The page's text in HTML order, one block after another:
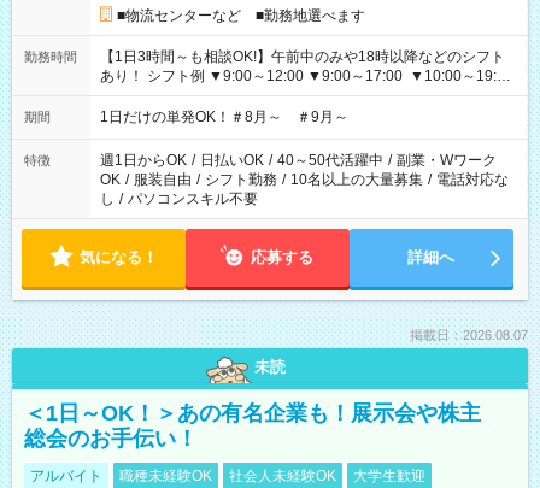
■物流センターなど ■勤務地選べます
勤務時間
【1日3時間～も相談OK!】午前中のみや18時以降などのシフト
あり！ シフト例 ▼9:00～12:00 ▼9:00～17:00 ▼10:00～19:00
▼18:00～21:00
期間 1日だけの単発OK！＃8月～ ＃9月～
特徴 週1日からOK / 日払いOK / 40～50代活躍中 / 副業・Wワーク
OK / 服装自由 / シフト勤務 / 10名以上の大量募集 / 電話対応な
し / パソコンスキル不要
気になる！ 応募する 詳細へ
掲載日：2026.08.07
未読
＜1日～OK！＞あの有名企業も！展示会や株主
総会のお手伝い！
アルバイト 職種未経験OK 社会人未経験OK
大学生歓迎